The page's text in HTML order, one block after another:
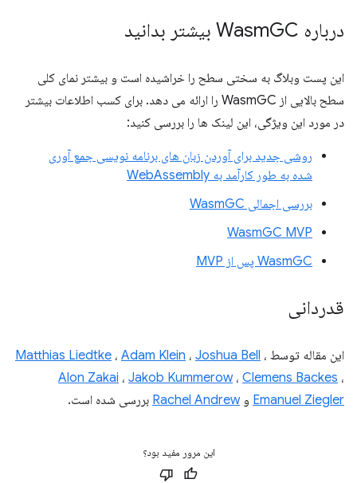
درباره Wasm GC بیشتر بدانید
این پست وبلاگ به سختی سطح را خراشیده است و بیشتر نمای کلی
سطح بالایی از WasmGC را ارائه می دهد. برای کسب اطلاعات بیشتر
در مورد این ویژگی، این لینک ها را بررسی کنید:
روشی جدید برای آوردن زبان های برنامه نویسی جمع آوری
شده به طور کارآمد به WebAssembly
بررسی اجمالی WasmGC
WasmGC MVP
WasmGC پس از MVP
قدردانی
این مقاله توسط Matthias Liedtke ، Adam Klein ، Joshua Bell ،
Alon Zakai ، Jakob Kummerow، Clemens Backes ،
Emanuel Ziegler وRachel Andrew بررسی شده است.
این مرور مفید بود؟